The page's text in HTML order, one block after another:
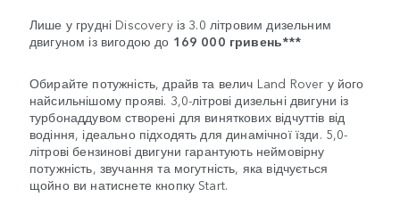
Лише у грудні Discovery із 3.0 літровим дизельним
двигуном із вигодою до 169 000 гривень***
Обирайте потужність, драйв та велич Land Rover у його
найсильнішому прояві. 3,0-літрові дизельні двигуни із
турбонаддувом створені для виняткових відчуттів від
водіння, ідеально підходять для динамічної їзди. 5,0-
літрові бензинові двигуни гарантують неймовірну
потужність, звучання та могутність, яка відчується
щойно ви натиснете кнопку Start.